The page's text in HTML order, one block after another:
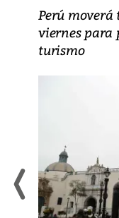
Perú moverá
viernes para
turismo